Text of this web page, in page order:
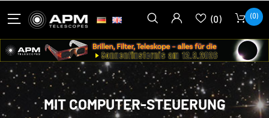
(0) (0)
MIT COMPUTER-STEUERUNG